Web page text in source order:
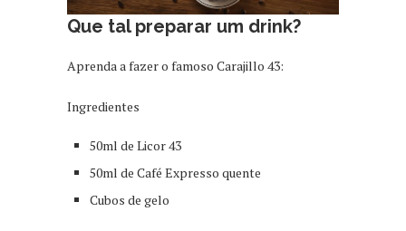
Que tal preparar um drink?
Aprenda a fazer o famoso Carajillo 43:
Ingredientes
50ml de Licor 43
50ml de Café Expresso quente
Cubos de gelo